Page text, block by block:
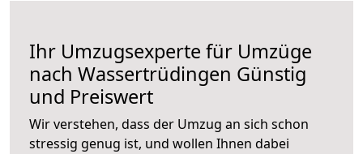
Ihr Umzugsexperte für Umzüge
nach Wassertrüdingen Günstig
und Preiswert
Wir verstehen, dass der Umzug an sich schon
stressig genug ist, und wollen Ihnen dabei